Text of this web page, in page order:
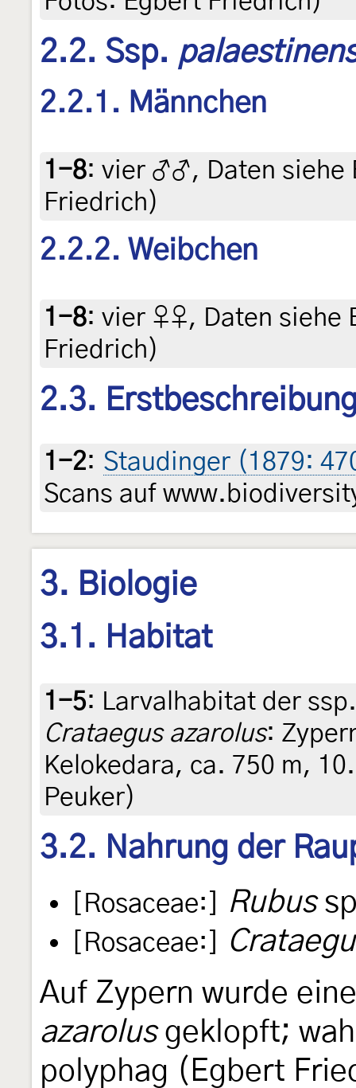
2.2. Ssp.
2.2.1. Männchen
1-8: vier ♂♂, Daten siehe
Friedrich)
2.2.2. Weibchen
1-8: vier ♀♀, Daten siehe
Friedrich)
2.3.
1-2: Staudinger (1879:
Scans auf
3. Biologie
3.1. Habitat
1-5: Larvalhabitat der
Crataegus azarolus:
Kelokedara, ca. 750 m,
Peuker)
3.2. Nahrung der
[Rosaceae:] Rubus
[Rosaceae:]
Auf Zypern wurde
azarolusgeklopft;
polyphag (Egbert